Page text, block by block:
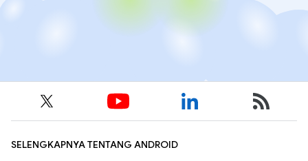
SELENGKAPNYA TENTANG ANDROID